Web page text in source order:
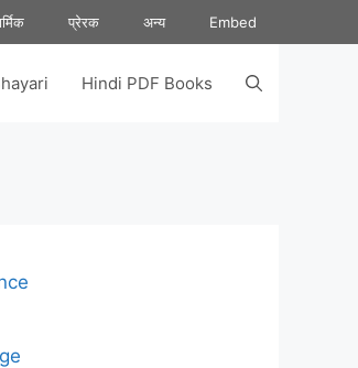
प्रेरक अन्य Embed
Hindi PDF Books